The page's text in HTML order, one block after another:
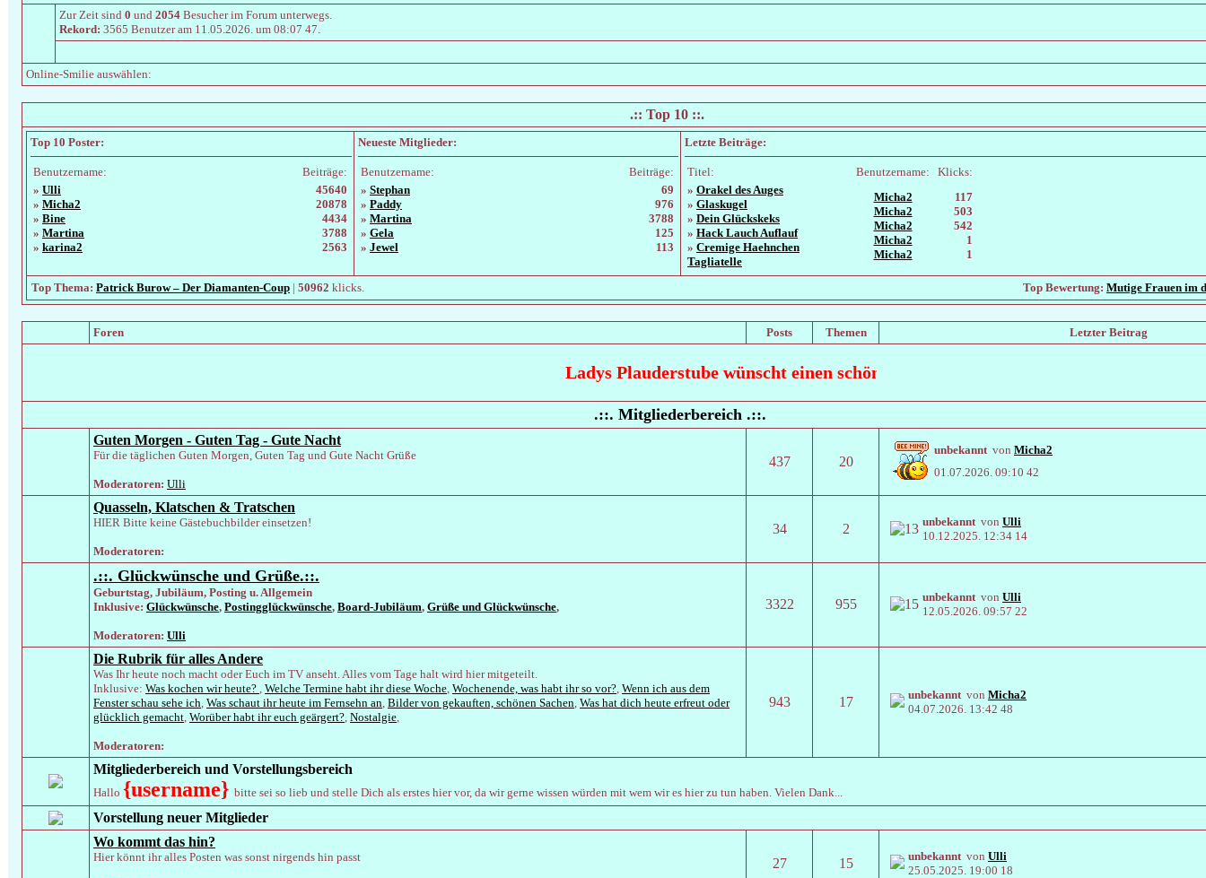
Zur Zeit sind 0 und 2054 Besucher im Forum unterwegs.
Rekord: 3565 Benutzer am 11.05.2026. um 08:07 47.
Online-Smilie auswählen:
.:: Top 10 ::.
Top 10 Poster:
Benutzername:
Beiträge:
» Ulli
» Micha2
» Bine
» Martina
» karina2
45640
20878
4434
3788
2563
Neueste Mitglieder:
Benutzername:
Beiträge:
» Stephan
» Paddy
» Martina
» Gela
» Jewel
69
976
3788
125
113
Letzte Beiträge:
Titel: Benutzername:
Klicks:
» Orakel des Auges
» Glaskugel
» Dein Glückskeks
» Hack Lauch Auflauf
» Cremige Haehnchen
Tagliatelle
Micha2
Micha2
Micha2
Micha2
Micha2
117
503
542
1
1
Top Thema: Patrick Burow – Der Diamanten-Coup | 50962 klicks. Top Bewertung: Mutige Frauen im
Foren Posts Themen Letzter Beitrag
Ladys Plauderstube wünscht einen schönen August
.::. Mitgliederbereich .::.
Guten Morgen - Guten Tag - Gute Nacht
Für die täglichen Guten Morgen, Guten Tag und Gute Nacht Grüße
Moderatoren: Ulli
437 20
unbekanntvon Micha2
01.07.2026. 09:10 42
Quasseln, Klatschen & Tratschen
HIER Bitte keine Gästebuchbilder einsetzen!
Moderatoren:
34 2 unbekanntvon Ulli
10.12.2025. 12:34 14
.::. Glückwünsche und Grüße.::.
Geburtstag, Jubiläum, Posting u. Allgemein
Inklusive: Glückwünsche, Postingglückwünsche, Board-Jubiläum, Grüße und Glückwünsche,
Moderatoren: Ulli
3322 955 unbekanntvon Ulli
12.05.2026. 09:57 22
Die Rubrik für alles Andere
Was Ihr heute noch macht oder Euch im TV anseht. Alles vom Tage halt wird hier mitgeteilt.
Inklusive: Was kochen wir heute? , Welche Termine habt ihr diese Woche, Wochenende, was habt ihr so vor?, Wenn ich aus dem
Fenster schau sehe ich, Was schaut ihr heute im Fernsehn an, Bilder von gekauften, schönen Sachen, Was hat dich heute erfreut oder
glücklich gemacht, Worüber habt ihr euch geärgert?, Nostalgie,
Moderatoren:
943 17 unbekanntvon Micha2
04.07.2026. 13:42 48
Mitgliederbereich und Vorstellungsbereich
Hallo {username} bitte sei so lieb und stelle Dich als erstes hier vor, da wir gerne wissen würden mit wem wir es hier zu tun haben. Vielen Dank...
Vorstellung neuer Mitglieder
Wo kommt das hin?
Hier könnt ihr alles Posten was sonst nirgends hin passt 27 15 unbekanntvon Ulli
25.05.2025. 19:00 18